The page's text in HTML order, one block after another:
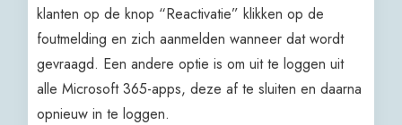
klanten op de knop “Reactivatie” klikken op de
foutmelding en zich aanmelden wanneer dat wordt
gevraagd. Een andere optie is om uit te loggen uit
alle Microsoft 365-apps, deze af te sluiten en daarna
opnieuw in te loggen.